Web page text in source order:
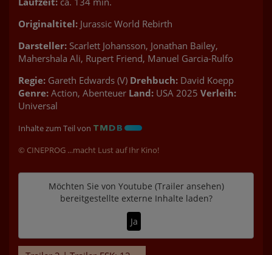
Originaltitel: Jurassic World Rebirth
Darsteller: Scarlett Johansson, Jonathan Bailey,
Mahershala Ali, Rupert Friend, Manuel Garcia-Rulfo
Regie: Gareth Edwards (V) Drehbuch: David Koepp
Genre: Action, Abenteuer Land: USA 2025 Verleih:
Universal
Inhalte zum Teil von
© CINEPROG ...macht Lust auf Ihr Kino!
Möchten Sie von Youtube (Trailer ansehen)
bereitgestellte externe Inhalte laden?
Ja